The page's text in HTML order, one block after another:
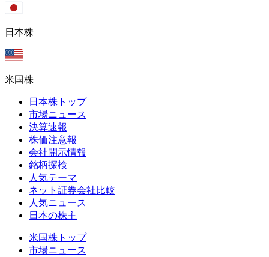
日本株
米国株
日本株トップ
市場ニュース
決算速報
株価注意報
会社開示情報
銘柄探検
人気テーマ
ネット証券会社比較
人気ニュース
日本の株主
米国株トップ
市場ニュース